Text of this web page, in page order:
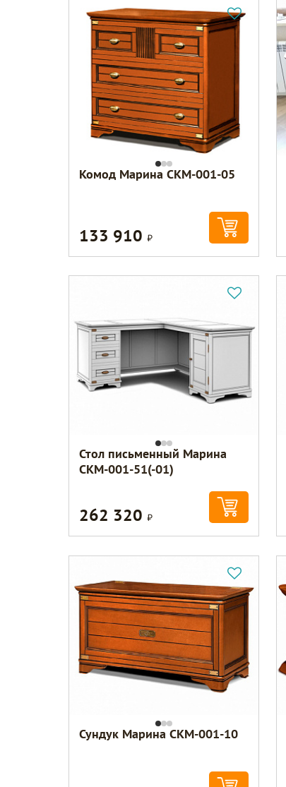
Комод Марина СКМ-001-05
133 910Р
Стол письменный Марина
СКМ-001-51(-01)
262 320Р
Сундук Марина СКМ-001-10